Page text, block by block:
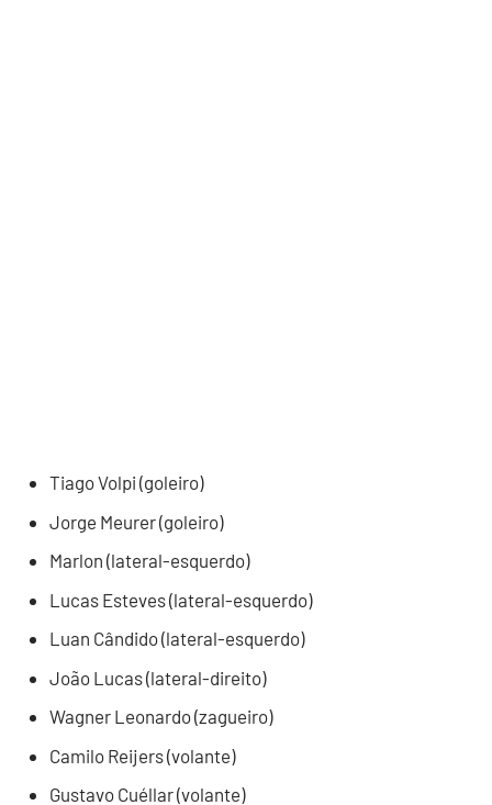
Tiago Volpi (goleiro)
Jorge Meurer (goleiro)
Marlon (lateral-esquerdo)
Lucas Esteves (lateral-esquerdo)
Luan Cândido (lateral-esquerdo)
João Lucas (lateral-direito)
Wagner Leonardo (zagueiro)
Camilo Reijers (volante)
Gustavo Cuéllar (volante)